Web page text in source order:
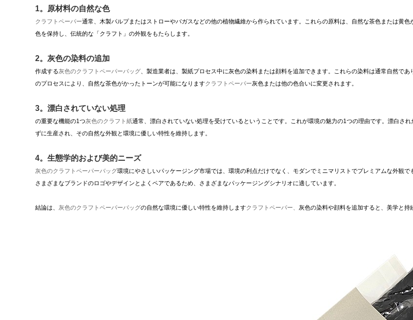
1。原材料の自然な色
クラフトペーパー通常、木製パルプまたはストローやバガスなどの他の植物繊維から作られています。これらの原料は、自然な茶色または黄色
色を保持し、伝統的な「クラフト」の外観をもたらします。
2。灰色の染料の追加
作成する灰色のクラフトペーパーバッグ、製造業者は、製紙プロセス中に灰色の染料または顔料を追加できます。これらの染料は通常自然で
のプロセスにより、自然な茶色がかったトーンが可能になりますクラフトペーパー灰色または他の色合いに変更されます。
3。漂白されていない処理
の重要な機能の1つ灰色のクラフト紙通常、漂白されていない処理を受けているということです。これが環境の魅力の1つの理由です。漂白さ
ずに生産され、その自然な外観と環境に優しい特性を維持します。
4。生態学的および美的ニーズ
灰色のクラフトペーパーバッグ環境にやさしいパッケージング市場では、環境の利点だけでなく、モダンでミニマリストでプレミアムな外観
さまざまなブランドのロゴやデザインとよくペアであるため、さまざまなパッケージングシナリオに適しています。
結論は、 灰色のクラフトペーパーバッグの自然な環境に優しい特性を維持しますクラフトペーパー、 灰色の染料や顔料を追加すると、美学と持